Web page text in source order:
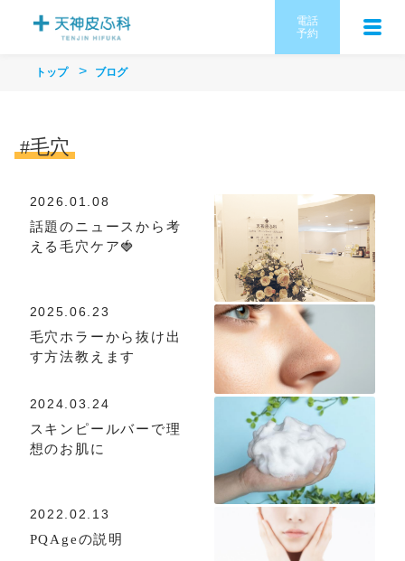
電話
予約
トップ ブログ
#毛穴
2026.01.08
話題のニュースから考
える毛穴ケア🍓
2025.06.23
毛穴ホラーから抜け出
す方法教えます
2024.03.24
スキンピールバーで理
想のお肌に
2022.02.13
PQAgeの説明